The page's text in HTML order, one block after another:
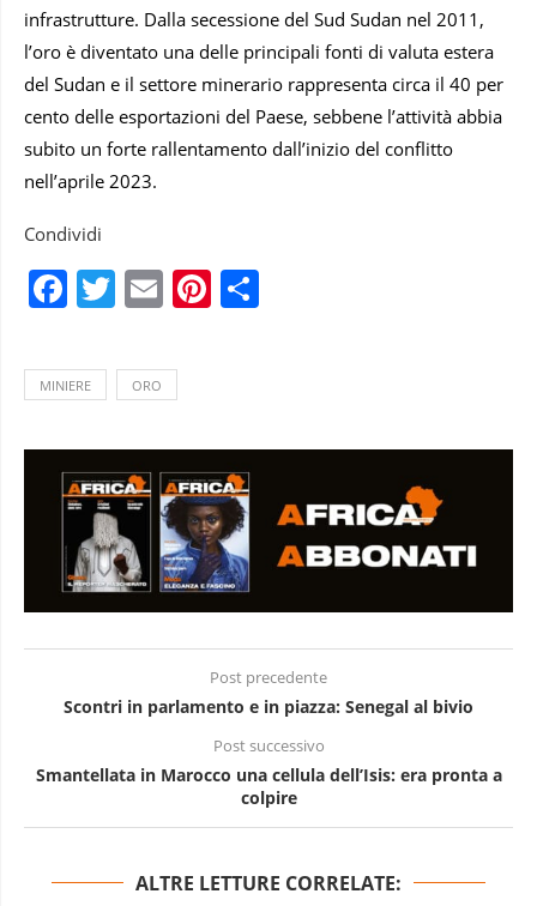
infrastrutture. Dalla secessione del Sud Sudan nel 2011,
l’oro è diventato una delle principali fonti di valuta estera
del Sudan e il settore minerario rappresenta circa il 40 per
cento delle esportazioni del Paese, sebbene l’attività abbia
subito un forte rallentamento dall’inizio del conflitto
nell’aprile 2023.
Condividi
Facebook
Twitter
EmailPinterest
MINIERE ORO
Post precedente
Scontri in parlamento e in piazza: Senegal al bivio
Post successivo
Smantellata in Marocco una cellula dell’Isis: era pronta a
colpire
ALTRE LETTURE CORRELATE: